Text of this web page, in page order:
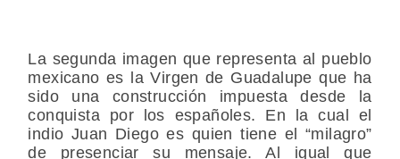
La segunda imagen que representa al pueblo
mexicano es la Virgen de Guadalupe que ha
sido una construcción impuesta desde la
conquista por los españoles. En la cual el
indio Juan Diego es quien tiene el “milagro”
de presenciar su mensaje. Al igual que